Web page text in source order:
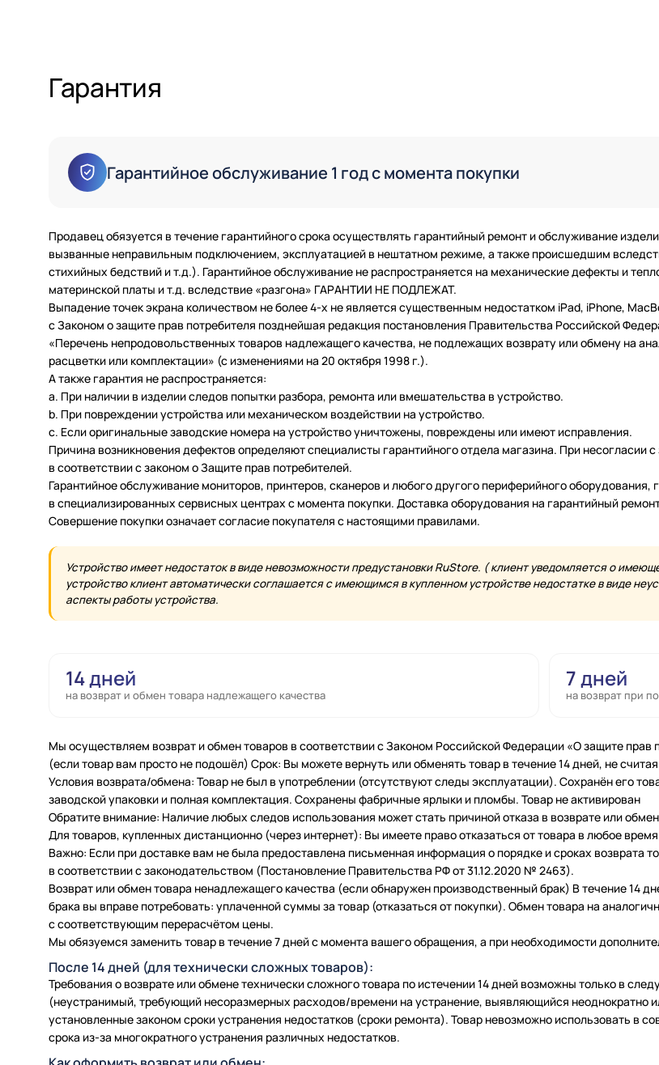
Гарантия
Гарантийное обслуживание 1 год с момента покупки
Продавец обязуется в течение гарантийного срока осуществлять гарантийный ремонт и обслуживание
вызванные неправильным подключением, эксплуатацией в нештатном режиме, а также происшедшим
стихийных бедствий и т.д.). Гарантийное обслуживание не распространяется на механические дефекты и
материнской платы и т.д. вследствие «разгона» ГАРАНТИИ НЕ ПОДЛЕЖАТ.
Выпадение точек экрана количеством не более 4-х не является существенным недостатком iPad, iPhone,
с Законом о защите прав потребителя позднейшая редакция постановления Правительства Российской
«Перечень непродовольственных товаров надлежащего качества, не подлежащих возврату или обмену на
расцветки или комплектации» (с изменениями на 20 октября 1998 г.).
А также гарантия не распространяется:
a. При наличии в изделии следов попытки разбора, ремонта или вмешательства в устройство.
b. При повреждении устройства или механическом воздействии на устройство.
c. Если оригинальные заводские номера на устройство уничтожены, повреждены или имеют исправления.
Причина возникновения дефектов определяют специалисты гарантийного отдела магазина. При несогласии
в соответствии с законом о Защите прав потребителей.
Гарантийное обслуживание мониторов, принтеров, сканеров и любого другого периферийного
в специализированных сервисных центрах с момента покупки. Доставка оборудования на гарантийный
Совершение покупки означает согласие покупателя с настоящими правилами.
Устройство имеет недостаток в виде невозможности предустановки RuStore. ( клиент уведомляется о
устройство клиент автоматически соглашается с имеющимся в купленном устройстве недостатке в виде
аспекты работы устройства.
14 дней
на возврат и обмен товара надлежащего качества
7 дней
на возврат при
Мы осуществляем возврат и обмен товаров в соответствии с Законом Российской Федерации «О защите
(если товар вам просто не подошёл) Срок: Вы можете вернуть или обменять товар в течение 14 дней, не
Условия возврата/обмена: Товар не был в употреблении (отсутствуют следы эксплуатации). Сохранён его
заводской упаковки и полная комплектация. Сохранены фабричные ярлыки и пломбы. Товар не активирован
Обратите внимание: Наличие любых следов использования может стать причиной отказа в возврате или
Для товаров, купленных дистанционно (через интернет): Вы имеете право отказаться от товара в любое
Важно: Если при доставке вам не была предоставлена письменная информация о порядке и сроках возврата
в соответствии с законодательством (Постановление Правительства РФ от 31.12.2020 № 2463).
Возврат или обмен товара ненадлежащего качества (если обнаружен производственный брак) В течение 14
брака вы вправе потребовать: уплаченной суммы за товар (отказаться от покупки). Обмен товара на
с соответствующим перерасчётом цены.
Мы обязуемся заменить товар в течение 7 дней с момента вашего обращения, а при необходимости
После 14 дней (для технически сложных товаров):
Требования о возврате или обмене технически сложного товара по истечении 14 дней возможны только в
(неустранимый, требующий несоразмерных расходов/времени на устранение, выявляющийся неоднократно
установленные законом сроки устранения недостатков (сроки ремонта). Товар невозможно использовать в
срока из-за многократного устранения различных недостатков.